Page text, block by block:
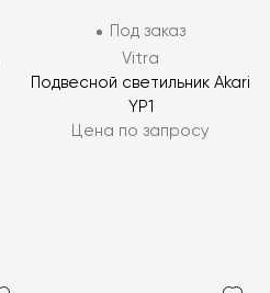
Под заказ
Vitra
Подвесной светильник Akari
YP1
Цена по запросу